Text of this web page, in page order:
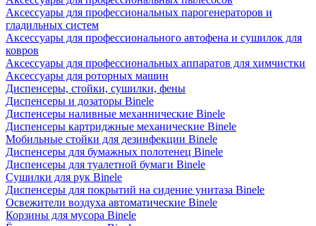
Аксессуары для профессиональных парогенераторов и
гладильных систем
Аксессуары для профессионального автофена и сушилок для
ковров
Аксессуары для профессиональных аппаратов для химчистки
Аксессуары для роторных машин
Диспенсеры, стойки, сушилки, фены
Диспенсеры и дозаторы Binele
Диспенсеры наливные механнические Binele
Диспенсеры картриджные механические Binele
Мобильные стойки для дезинфекции Binele
Диспенсеры для бумажных полотенец Binele
Диспенсеры для туалетной бумаги Binele
Сушилки для рук Binele
Диспенсеры для покрытий на сидение унитаза Binele
Освежители воздуха автоматические Binele
Корзины для мусора Binele